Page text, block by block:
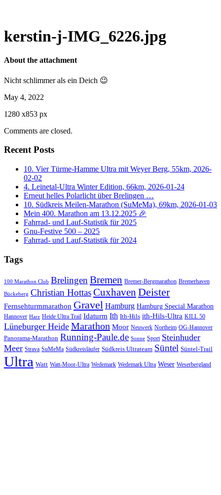
kerstin-j-IMG_6226.jpg
About the attachment
Nicht schlimmer als ein Deich 😉
May 4, 2022
1280 x853 px
Comments are closed.
Recent Posts
10. Vier Türme-Hamme Ultra mit Weyer Berg, 55km, 2026-
02-02
4. Leinetal-Ultra Winter Edition, 66km, 2026-01-24
Erneut helles Polarlicht über Brelingen …
10. Südkreis Meilen-Marathon (SuMeMa), 69km, 2026-01-03
Mein 400. Marathon am 13.12.2025 🎉
Fahrrad- und Lauf-Statistik für 2025
Gnu-Festive 500 – 2025
Fahrrad- und Lauf-Statistik für 2024
Tags
100 Marathon Club BrelingenBremen Bremer-Bergmarathon Bremerhaven
Bückeberg Christian HottasCuxhaven Deister
Fernsehturmmarathon Gravel Hamburg Hamburg Special Marathon
Hannover Harz Heide Ultra Trail Idaturm Ith Ith-Hils ith-Hils-Ultra KILL 50
Lüneburger Heide Marathon Moor Neuwerk Northeim OG-Hannover
Panorama-Marathon Running-Paule.de Sonne Sport Steinhuder
Meer Strava SuMeMa Südkreisläufer Südkreis Ultrateam Süntel Süntel-Trail
Ultra Watt Watt-Moor-Ultra Wedemark Wedemark Ultra Weser Weserbergland